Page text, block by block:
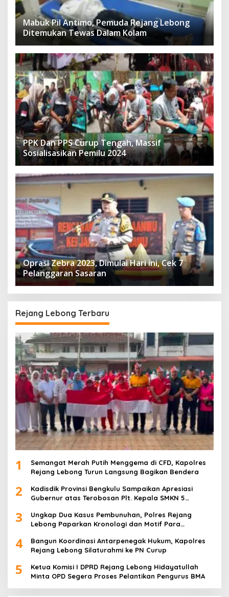
Mabuk Pil Antimo, Pemuda Rejang Lebong
Ditemukan Tewas Dalam Kolam
PPK Dan PPS Curup Tengah, Massif
Sosialisasikan Pemilu 2024
Oprasi Zebra 2023, Dimulai Hari ini, Cek 7
Pelanggaran Sasaran
Rejang Lebong Terbaru
1
Semangat Merah Putih Menggema di CFD, Kapolres
Rejang Lebong Turun Langsung Bagikan Bendera
2
Kadisdik Provinsi Bengkulu Sampaikan Apresiasi
Gubernur atas Terobosan Plt. Kepala SMKN 5
3
Ungkap Dua Kasus Pembunuhan, Polres Rejang
Lebong Paparkan Kronologi dan Motif Para
4
Bangun Koordinasi Antarpenegak Hukum, Kapolres
Rejang Lebong Silaturahmi ke PN Curup
5
Ketua Komisi I DPRD Rejang Lebong Hidayatullah
Minta OPD Segera Proses Pelantikan Pengurus BMA